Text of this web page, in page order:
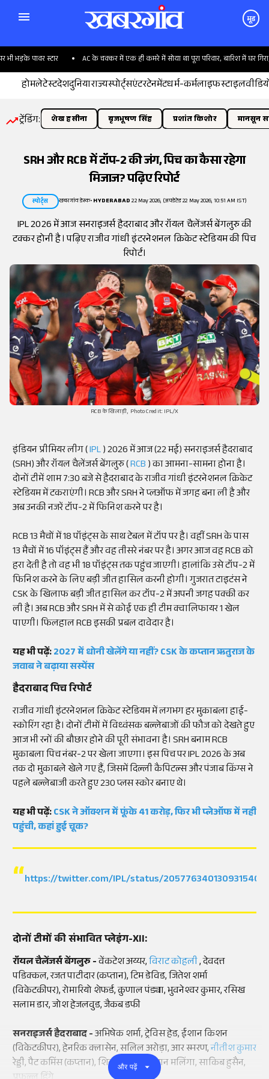
मूड
पावर स्टार AC के चक्कर में एक ही कमरे में सोया था पूरा परिवार, बारिश में घर गिरा; 6
होमलेटेस्टदेशदुनियाराज्यस्पोर्ट्सएंटरटेनमेंटधर्म-कर्मलाइफस्टाइल
ट्रेंडिंग: शेख हसीना बृजभूषण सिंह प्रशांत किशोर मानसून
SRH और RCB में टॉप-2 की जंग, पिच का कैसा रहेगा
मिजाज? पढ़िए रिपोर्ट
स्पोर्ट्स खबरगांव डेस्क•HYDERABAD 22 May 2026, (अपडेटेड 22 May 2026, 10:51 AM IST)
IPL 2026 में आज सनराइजर्स हैदराबाद और रॉयल चैलेंजर्स बेंगलुरु की
टक्कर होनी है। पढ़िए राजीव गांधी इंटरनेशनल क्रिकेट स्टेडियम की पिच
रिपोर्ट।
RCB के खिलाड़ी, Photo Credit: IPL/X
इंडियन प्रीमियर लीग (IPL) 2026 में आज (22 मई) सनराइजर्स हैदराबाद
(SRH) और रॉयल चैलेंजर्स बेंगलुरु (RCB) का आमना-सामना होना है।
दोनों टीमें शाम 7:30 बजे से हैदराबाद के राजीव गांधी इंटरनेशनल क्रिकेट
स्टेडियम में टकराएंगी। RCB और SRH ने प्लऑफ में जगह बना ली है और
अब उनकी नजरें टॉप-2 में फिनिश करने पर है।
RCB 13 मैचों में 18 पॉइंट्स के साथ टेबल में टॉप पर है। वहीं SRH के पास
13 मैचों में 16 पॉइंट्स हैं और वह तीसरे नंबर पर है। अगर आज वह RCB को
हरा देती है तो वह भी 18 पॉइंट्स तक पहुंच जाएगी। हालांकि उसे टॉप-2 में
फिनिश करने के लिए बड़ी जीत हासिल करनी होगी। गुजरात टाइटंस ने
CSK के खिलाफ बड़ी जीत हासिल कर टॉप-2 में अपनी जगह पक्की कर
ली है। अब RCB और SRH में से कोई एक ही टीम क्वालिफायर 1 खेल
पाएगी। फिलहाल RCB इसकी प्रबल दावेदार है।
यह भी पढ़ें:2027 में धोनी खेलेंगे या नहीं? CSK के कप्तान ऋतुराज के
जवाब ने बढ़ाया सस्पेंस
हैदराबाद पिच रिपोर्ट
राजीव गांधी इंटरनेशनल क्रिकेट स्टेडियम में लगभग हर मुकाबला हाई-
स्कोरिंग रहा है। दोनों टीमों में विध्वंसक बल्लेबाजों की फौज को देखते हुए
आज भी रनों की बौछार होने की पूरी संभावना है। SRH बनाम RCB
मुकाबला पिच नंबर-2 पर खेला जाएगा। इस पिच पर IPL 2026 के अब
तक दो मुकाबले खेले गए हैं, जिसमें दिल्ली कैपिटल्स और पंजाब किंग्स ने
पहले बल्लेबाजी करते हुए 230 प्लस स्कोर बनाए थे।
यह भी पढ़ें:CSK ने ऑक्शन में फूंके 41 करोड़, फिर भी प्लेऑफ में नहीं
पहुंची, कहां हुई चूक?
https://twitter.com/IPL/status/2057763401309315405
दोनों टीमों की संभावित प्लेइंग-XII:
रॉयल चैलेंजर्स बेंगलुरु -वेंकटेश अय्यर,विराट कोहली, देवदत्त
पडिक्कल, रजत पाटीदार (कप्तान), टिम डेविड, जितेश शर्मा
(विकेटकीपर), रोमारियो शेफर्ड, क्रुणाल पंड्या, भुवनेश्वर कुमार, रसिख
सलाम डार, जोश हेजलवुड, जैकब डफी
सनराइजर्स हैदराबाद -अभिषेक शर्मा, ट्रेविस हेड, ईशान किशन
(विकेटकीपर), हेनरिक क्लासेन, सलिल अरोड़ा, आर स्मरण,नीतीश कुमार
रेड्डी, पैट कमिंस (कप्तान), शिवांग कुमार, ईशान मलिंगा, साकिब हुसैन,
और पढ़ें